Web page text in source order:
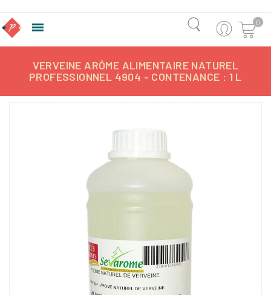
 0
VERVEINE ARÔME ALIMENTAIRE NATUREL
PROFESSIONNEL 4904 - CONTENANCE : 1 L